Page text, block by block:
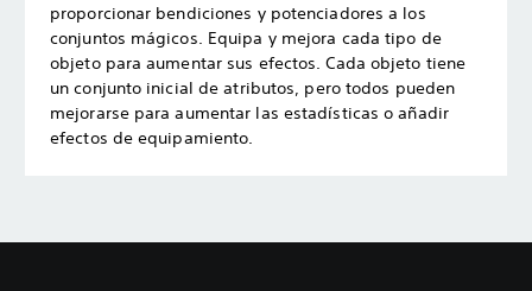
proporcionar bendiciones y potenciadores a los
conjuntos mágicos. Equipa y mejora cada tipo de
objeto para aumentar sus efectos. Cada objeto tiene
un conjunto inicial de atributos, pero todos pueden
mejorarse para aumentar las estadísticas o añadir
efectos de equipamiento.